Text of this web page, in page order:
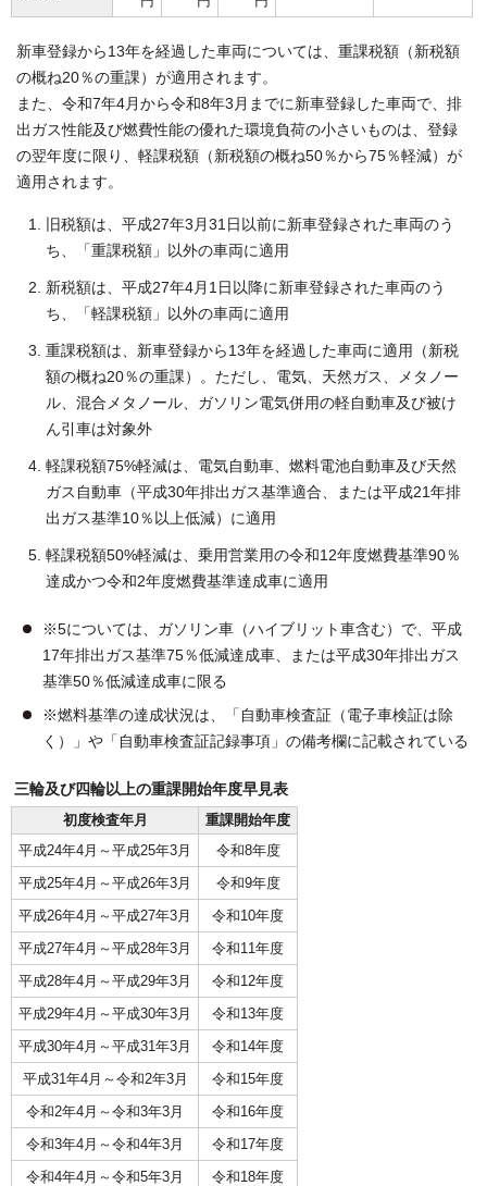
新車登録から13年を経過した車両については、重課税額（新税額
の概ね20％の重課）が適用されます。
また、令和7年4月から令和8年3月までに新車登録した車両で、排
出ガス性能及び燃費性能の優れた環境負荷の小さいものは、登録
の翌年度に限り、軽課税額（新税額の概ね50％から75％軽減）が
適用されます。
旧税額は、平成27年3月31日以前に新車登録された車両のう
ち、「重課税額」以外の車両に適用
新税額は、平成27年4月1日以降に新車登録された車両のう
ち、「軽課税額」以外の車両に適用
重課税額は、新車登録から13年を経過した車両に適用（新税
額の概ね20％の重課）。ただし、電気、天然ガス、メタノー
ル、混合メタノール、ガソリン電気併用の軽自動車及び被け
ん引車は対象外
軽課税額75%軽減は、電気自動車、燃料電池自動車及び天然
ガス自動車（平成30年排出ガス基準適合、または平成21年排
出ガス基準10％以上低減）に適用
軽課税額50%軽減は、乗用営業用の令和12年度燃費基準90％
達成かつ令和2年度燃費基準達成車に適用
※5については、ガソリン車（ハイブリット車含む）で、平成
17年排出ガス基準75％低減達成車、または平成30年排出ガス
基準50％低減達成車に限る
※燃料基準の達成状況は、「自動車検査証（電子車検証は除
く）」や「自動車検査証記録事項」の備考欄に記載されている
三輪及び四輪以上の重課開始年度早見表
初度検査年月
重課開始年度
平成24年4月～平成25年3月
令和8年度
平成25年4月～平成26年3月
令和9年度
平成26年4月～平成27年3月
令和10年度
平成27年4月～平成28年3月
令和11年度
平成28年4月～平成29年3月
令和12年度
平成29年4月～平成30年3月
令和13年度
平成30年4月～平成31年3月
令和14年度
平成31年4月～令和2年3月
令和15年度
令和2年4月～令和3年3月
令和16年度
令和3年4月～令和4年3月
令和17年度
令和4年4月～令和5年3月
令和18年度